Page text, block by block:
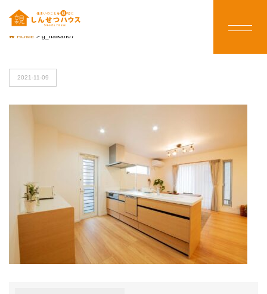
HOME > g_naikan07
2021-11-09